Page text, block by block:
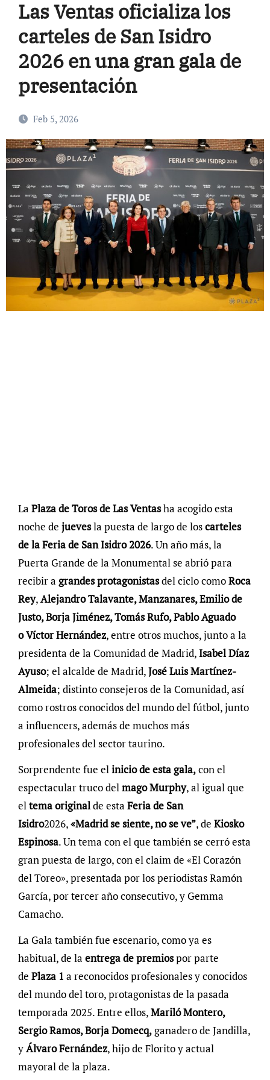
Las Ventas oficializa los
carteles de San Isidro
2026 en una gran gala de
presentación
Feb 5, 2026
La Plaza de Toros de Las Ventasha acogido esta
noche de juevesla puesta de largo de loscarteles
de la Feria de San Isidro 2026. Un año más, la
Puerta Grande de la Monumental se abrió para
recibir a grandes protagonistasdel ciclo comoRoca
Rey,Alejandro Talavante, Manzanares, Emilio de
Justo, Borja Jiménez, Tomás Rufo, Pablo Aguado
o Víctor Hernández, entre otros muchos, junto a la
presidenta de la Comunidad de Madrid,Isabel Díaz
Ayuso; el alcalde de Madrid,José Luis Martínez-
Almeida; distinto consejeros de la Comunidad, así
como rostros conocidos del mundo del fútbol, junto
a influencers, además de muchos más
profesionales del sector taurino.
Sorprendente fue elinicio de esta gala,con el
espectacular truco delmago Murphy, al igual que
eltema originalde esta Feria de San
Isidro2026,«Madrid se siente, no se ve”, de Kiosko
Espinosa. Un tema con el que también se cerró esta
gran puesta de largo, con el claim de «El Corazón
del Toreo», presentada por los periodistas Ramón
García, por tercer año consecutivo, y Gemma
Camacho.
La Gala también fue escenario, como ya es
habitual, de la entrega de premiospor parte
de Plaza 1 a reconocidos profesionales y conocidos
del mundo del toro, protagonistas de la pasada
temporada 2025. Entre ellos,Mariló Montero,
Sergio Ramos, Borja Domecq,ganadero de Jandilla,
yÁlvaro Fernández, hijo de Florito y actual
mayoral de la plaza.